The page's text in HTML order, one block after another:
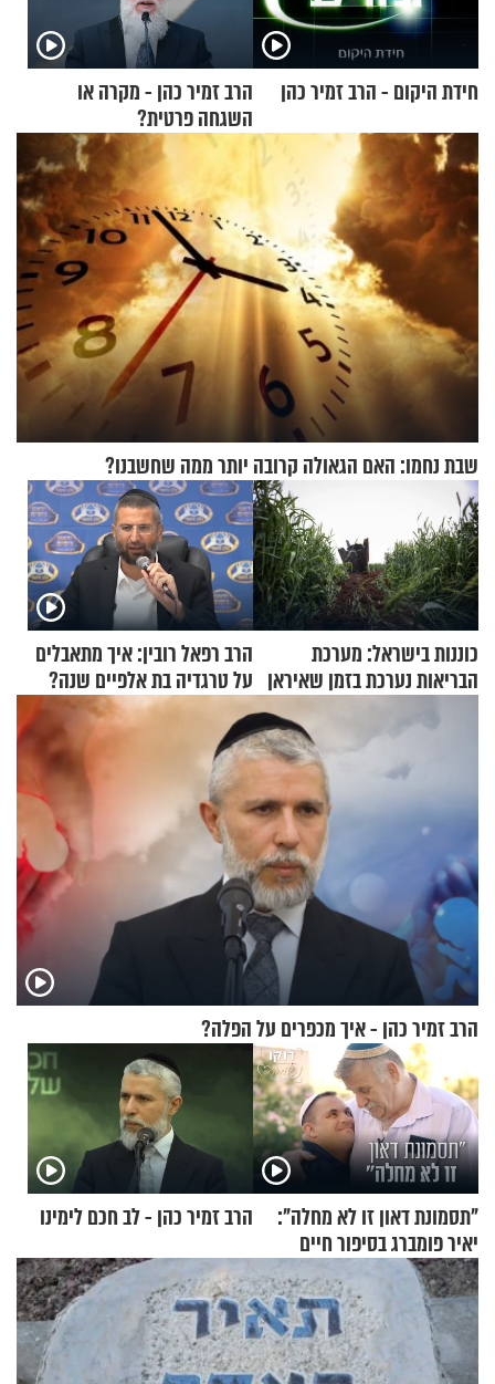
חידת היקום - הרב זמיר כהן
הרב זמיר כהן - מקרה או
השגחה פרטית?
שבת נחמו: האם הגאולה קרובה יותר ממה שחשבנו?
כוננות בישראל: מערכת
הבריאות נערכת בזמן שאיראן
הרב רפאל רובין: איך מתאבלים
על טרגדיה בת אלפיים שנה?
הרב זמיר כהן - איך מכפרים על הפלה?
"תסמונת דאון זו לא מחלה":
יאיר פומברג בסיפור חיים
מעורר השראה
הרב זמיר כהן - לב חכם לימינו